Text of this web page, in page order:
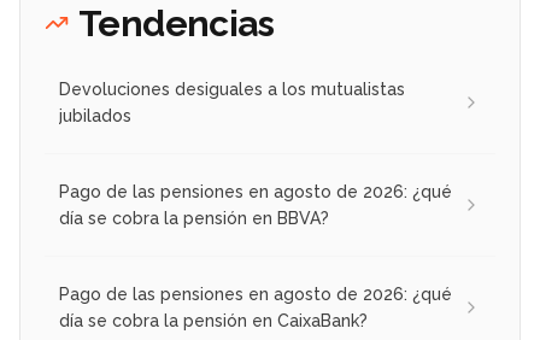
Tendencias
Devoluciones desiguales a los mutualistas
jubilados
Pago de las pensiones en agosto de 2026: ¿qué
día se cobra la pensión en BBVA?
Pago de las pensiones en agosto de 2026: ¿qué
día se cobra la pensión en CaixaBank?